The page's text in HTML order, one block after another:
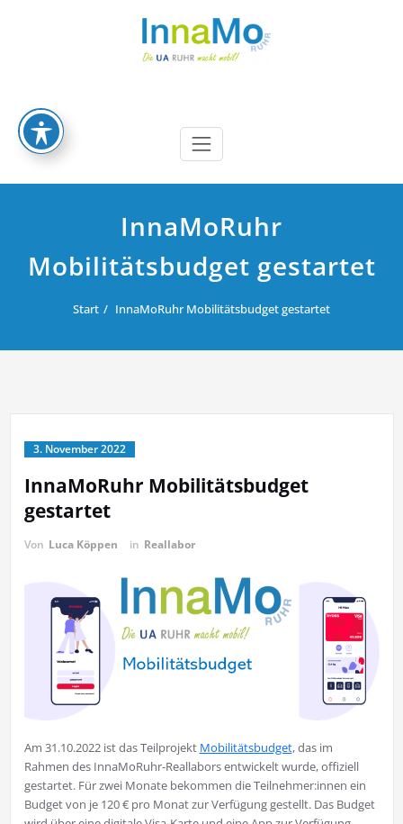
InnaMoRuhr
Die UA Ruhr macht mobil
InnaMoRuhr
Mobilitätsbudget gestartet
Start InnaMoRuhr Mobilitätsbudget gestartet
3. November 2022
InnaMoRuhr Mobilitätsbudget
gestartet
Von Luca Köppen in Reallabor
Am 31.10.2022 ist das Teilprojekt Mobilitätsbudget, das im
Rahmen des InnaMoRuhr-Reallabors entwickelt wurde, offiziell
gestartet. Für zwei Monate bekommen die Teilnehmer:innen ein
Budget von je 120 € pro Monat zur Verfügung gestellt. Das Budget